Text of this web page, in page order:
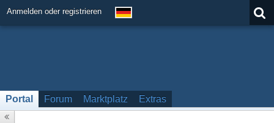
Anmelden oder registrieren
Portal Forum Marktplatz Extras